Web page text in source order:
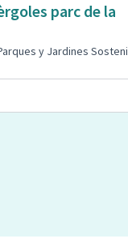
parc de la
y Jardines